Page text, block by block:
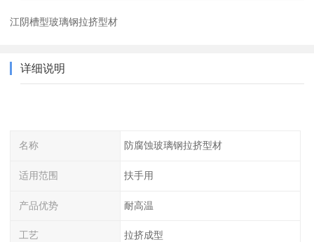
江阴槽型玻璃钢拉挤型材
详细说明
名称 防腐蚀玻璃钢拉挤型材
适用范围 扶手用
产品优势 耐高温
工艺 拉挤成型